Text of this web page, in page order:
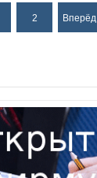
2 Вперёд